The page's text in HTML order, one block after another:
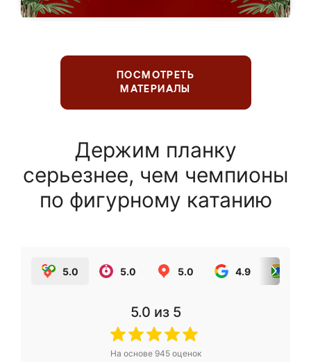
ПОСМОТРЕТЬ
МАТЕРИАЛЫ
Держим планку
серьезнее, чем чемпионы
по фигурному катанию
5.0 5.0 5.0 4.9
5.0 из 5
На основе 945оценок